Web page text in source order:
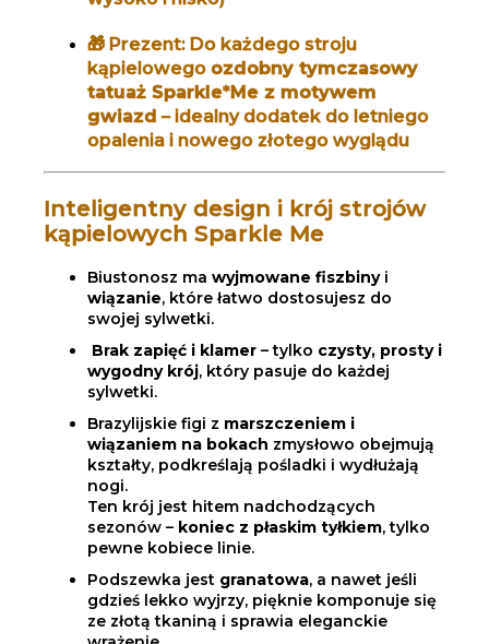
🎁 Prezent: Do każdego stroju
kąpielowego ozdobny tymczasowy
tatuaż Sparkle*Me z motywem
gwiazd – idealny dodatek do letniego
opalenia i nowego złotego wyglądu
Inteligentny design i krój strojów
kąpielowych Sparkle Me
Biustonosz ma wyjmowane fiszbinyi
wiązanie, które łatwo dostosujesz do
swojej sylwetki.
Brak zapięć i klamer – tylko czysty, prosty i
wygodny krój, który pasuje do każdej
sylwetki.
Brazylijskie figi z marszczeniem i
wiązaniem na bokach zmysłowo obejmują
kształty, podkreślają pośladki i wydłużają
nogi.
Ten krój jest hitem nadchodzących
sezonów – koniec z płaskim tyłkiem, tylko
pewne kobiece linie.
Podszewka jest granatowa, a nawet jeśli
gdzieś lekko wyjrzy, pięknie komponuje się
ze złotą tkaniną i sprawia eleganckie